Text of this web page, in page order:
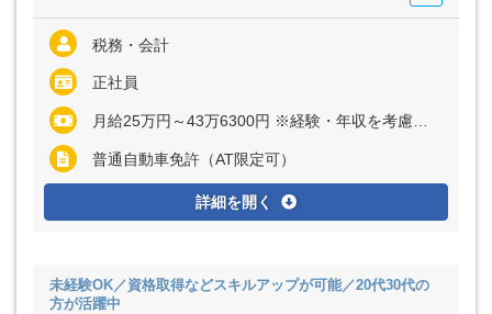
税務・会計
正社員
月給25万円～43万6300円 ※経験・年収を考慮します
普通自動車免許（AT限定可）
詳細を開く
未経験OK／資格取得などスキルアップが可能／20代30代の
方が活躍中